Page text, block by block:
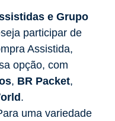
e Grupo
participar de
Assistida,
opção, com
, BR Packet,
.
uma variedade